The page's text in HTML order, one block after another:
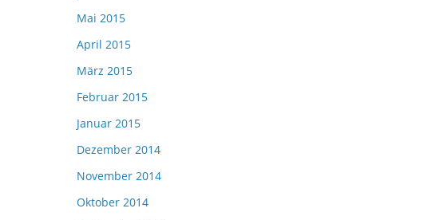
Mai 2015
April 2015
März 2015
Februar 2015
Januar 2015
Dezember 2014
November 2014
Oktober 2014